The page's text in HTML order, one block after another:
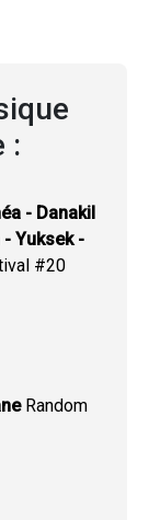
:
- Danakil
Yuksek -
#20
Random